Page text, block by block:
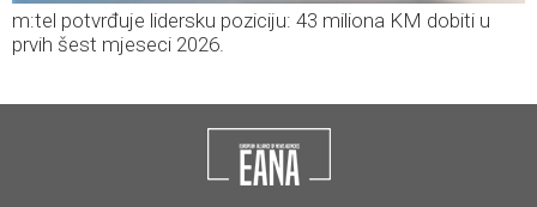
m:tel potvrđuje lidersku poziciju: 43 miliona KM dobiti u
prvih šest mjeseci 2026.